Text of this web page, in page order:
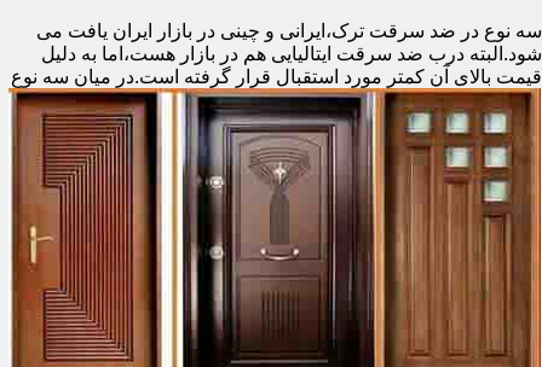
سه نوع در ضد سرقت ترک،ایرانی و چینی در بازار ایران یافت می
شود.البته درب ضد سرقت ایتالیایی هم در بازار هست،اما به دلیل
قیمت بالای آن کمتر مورد استقبال قرار گرفته است.در میان سه نوع